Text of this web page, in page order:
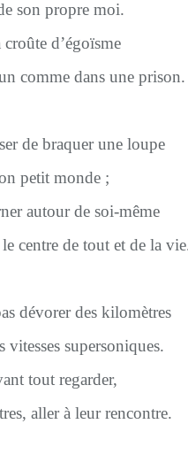
son propre moi.
d’égoïsme
comme dans une prison.
de braquer une loupe
petit monde ;
autour de soi-même
centre de tout et de la
dévorer des kilomètres
vitesses supersoniques.
tout regarder,
aller à leur rencontre.